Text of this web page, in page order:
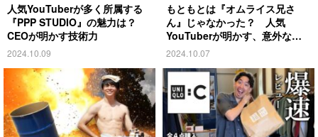
人気YouTuberが多く所属する
『PPP STUDIO』の魅力は？
CEOが明かす技術力
2024.10.09
もともとは『オムライス兄さ
ん』じゃなかった？ 人気
YouTuberが明かす、意外な過
去とは
2024.10.07